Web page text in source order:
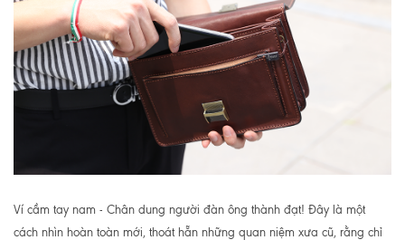
Ví cầm tay nam - Chân dung người đàn ông thành đạt! Đây là một
cách nhìn hoàn toàn mới, thoát hẵn những quan niệm xưa cũ, rằng chỉ